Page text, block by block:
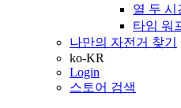
열 두 시
타임 워
나만의 자전거 찾기
ko-KR
Login
스토어 검색